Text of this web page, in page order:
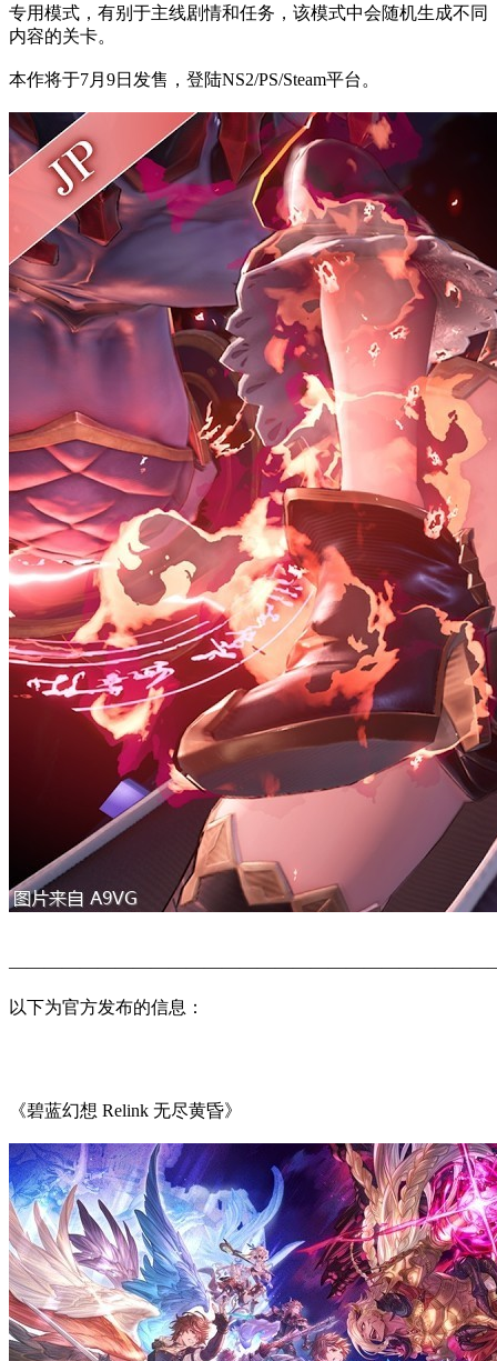
专用模式，有别于主线剧情和任务，该模式中会随机生成不同
内容的关卡。
本作将于7月9日发售，登陆NS2/PS/Steam平台。
以下为官方发布的信息：
《碧蓝幻想 Relink 无尽黄昏》